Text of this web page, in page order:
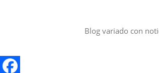
Blog variado con